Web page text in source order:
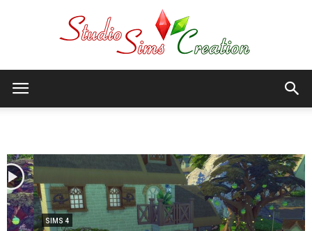
Creation
SIMS 4